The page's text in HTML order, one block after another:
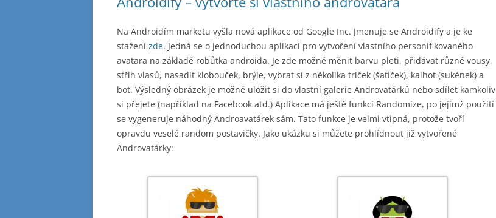
Na Androidím marketu vyšla nová aplikace od Google Inc. Jmenuje se Androidify a je ke
stažení zde. Jedná se o jednoduchou aplikaci pro vytvoření vlastního personifikovaného
avatara na základě robůtka androida. Je zde možné měnit barvu pleti, přidávat různé vousy,
střih vlasů, nasadit klobouček, brýle, vybrat si z několika triček (šatiček), kalhot (sukének) a
bot. Výsledný obrázek je možné uložit si do vlastní galerie Androvatárků nebo sdílet kamkoliv
si přejete (například na Facebook atd.) Aplikace má ještě funkci Randomize, po jejímž použití
se vygeneruje náhodný Androavatárek sám. Tato funkce je velmi vtipná, protože tvoří
opravdu veselé random postavičky. Jako ukázku si můžete prohlídnout již vytvořené
Androvatárky: